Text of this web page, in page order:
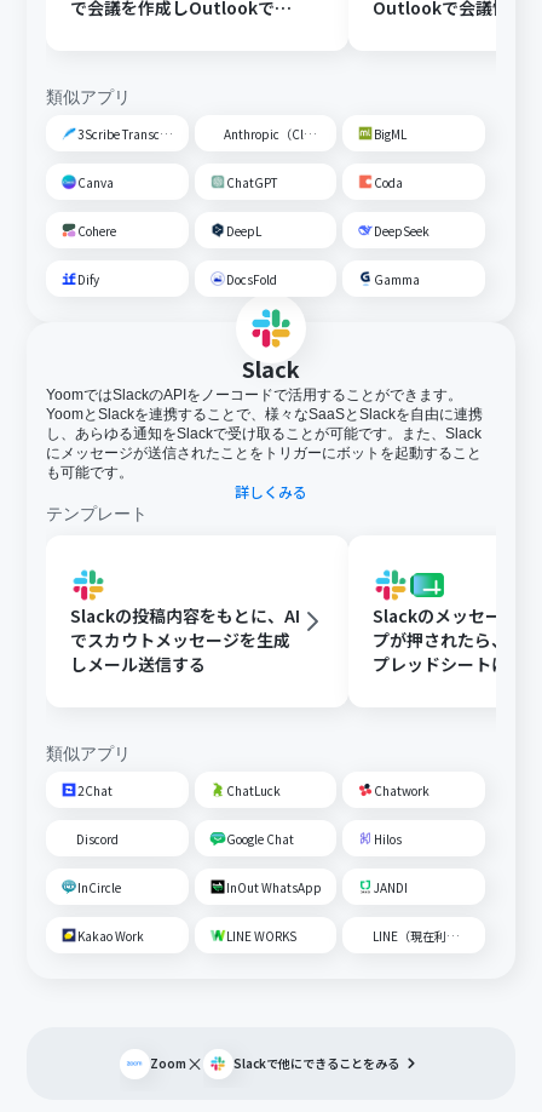
で会議を作成しOutlookで会
Outlookで会議情報
類似アプリ
3Scribe Transcription Anthropic（Claude） BigML
Canva ChatGPT Coda
Cohere DeepL DeepSeek
Dify DocsFold Gamma
Slack
YoomではSlackのAPIをノーコードで活用することができます。
YoomとSlackを連携することで、様々なSaaSとSlackを自由に連携
し、あらゆる通知をSlackで受け取ることが可能です。また、Slack
にメッセージが送信されたことをトリガーにボットを起動すること
も可能です。
詳しくみる
テンプレート
Slackの投稿内容をもとに、AI
でスカウトメッセージを生成
しメール送信する
Slackのメッセージに
プが押されたら、
プレッドシートにメ
類似アプリ
2Chat ChatLuck Chatwork
Discord Google Chat Hilos
InCircle InOut WhatsApp JANDI
Kakao Work LINE WORKS LINE（現在利用不可）
Zoom × Slackで他にできることをみる